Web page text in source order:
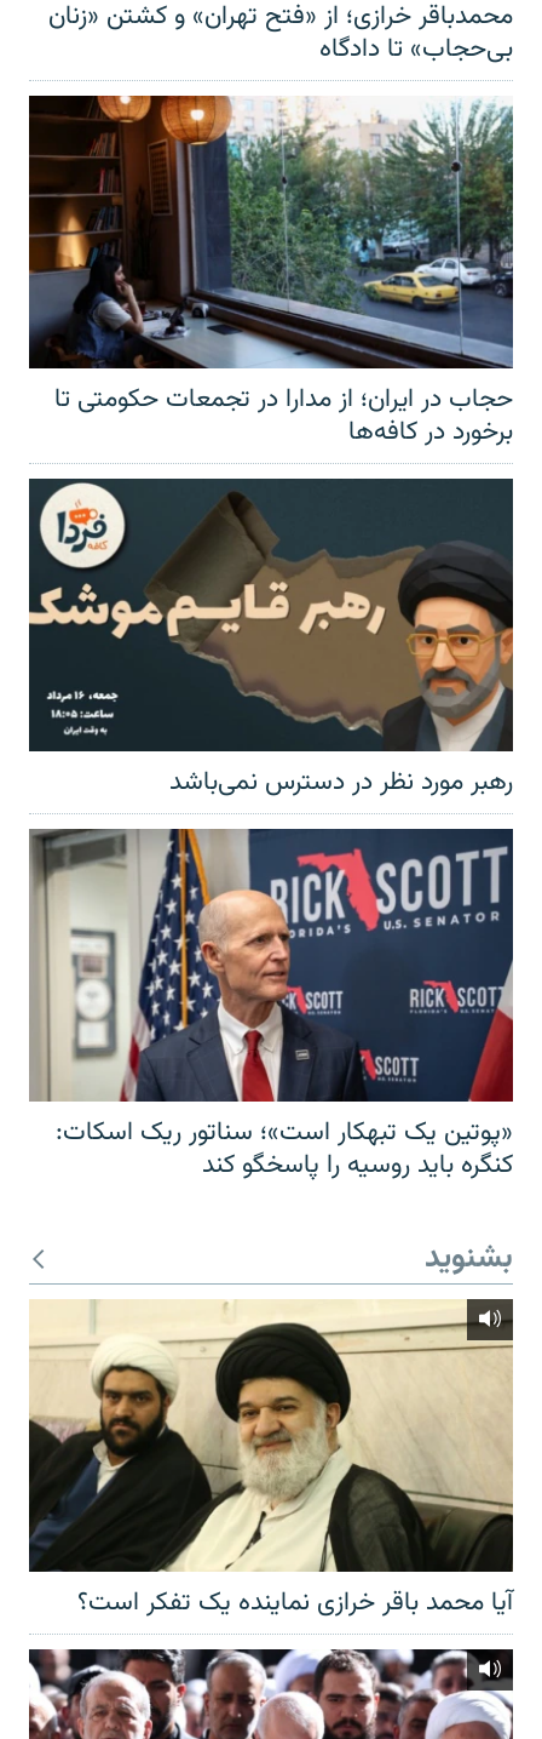
محمدباقر خرازی؛ از «فتح تهران» و کشتن «زنان
بی‌حجاب» تا دادگاه
حجاب در ایران؛ از مدارا در تجمعات حکومتی تا
برخورد در کافه‌ها
رهبر مورد نظر در دسترس نمی‌باشد
«پوتین یک تبهکار است»؛ سناتور ریک اسکات:
کنگره باید روسیه را پاسخگو کند
بشنوید
آیا محمد باقر خرازی نماینده یک تفکر است؟